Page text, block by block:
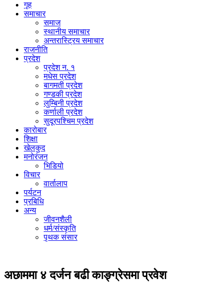
गृह
समाचार
समाज
स्थानीय समाचार
अन्तरास्ट्रिय समाचार
राजनीति
प्रदेश
प्रदेश न. १
मधेस प्रदेश
बागमती प्रदेश
गण्डकी प्रदेश
लुम्बिनी प्रदेश
कर्णाली प्रदेश
सुदूरपश्चिम प्रदेश
कारोबार
शिक्षा
खेलकुद
मनोरंजन
भिडियो
विचार
वार्तालाप
पर्यटन
प्रबिधि
अन्य
जीवनशैली
धर्म/संस्कृति
पृथक संसार
अछाममा ४ दर्जन बढी काङ्ग्रेसमा प्रवेश